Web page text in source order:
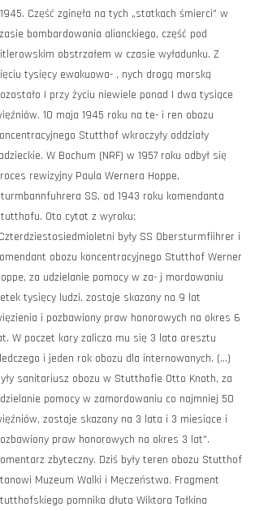
Część zginęła na tych „statkach śmierci" w
bombardowania alianckiego, część pod
obstrzałem w czasie wyładunku. Z
tysięcy ewakuowa- , nych drogą morską
| przy życiu niewiele ponad | dwa tysiące
10 maja 1945 roku na te- i ren obozu
Stutthof wkroczyły oddziały
W Bochum (NRF) w 1957 roku odbył się
rewizyjny Paula Wernera Hoppe,
SS, od 1943 roku komendanta
Oto cytat z wyroku:
były SS Obersturmfiihrer i
obozu koncentracyjnego Stutthof Werner
za udzielanie pomocy w za- j mordowaniu
tysięcy ludzi. zostaje skazany na 9 lat
i pozbawiony praw honorowych na okres 6
W poczet kary zalicza mu się 3 lata aresztu
i jeden rok obozu dla internowanych. (...)
sanitariusz obozu w Stutthofie Otto Knoth, za
pomocy w zamordowaniu co najmniej 50
zostaje skazany na 3 lata i 3 miesiące i
praw honorowych na okres 3 lat".
zbyteczny. Dziś były teren obozu Stutthof
Muzeum Walki i Męczeństwa. Fragment
pomnika dłuta Wiktora Tołkina